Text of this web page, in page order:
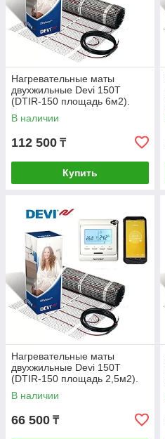
Нагревательные маты
двухжильные Devi 150Т
(DTIR-150 площадь 6м2).
Дания.
В наличии
112 500 ₸
Купить
Нагревательные маты
двухжильные Devi 150Т
(DTIR-150 площадь 2,5м2).
Дания.
В наличии
66 500 ₸